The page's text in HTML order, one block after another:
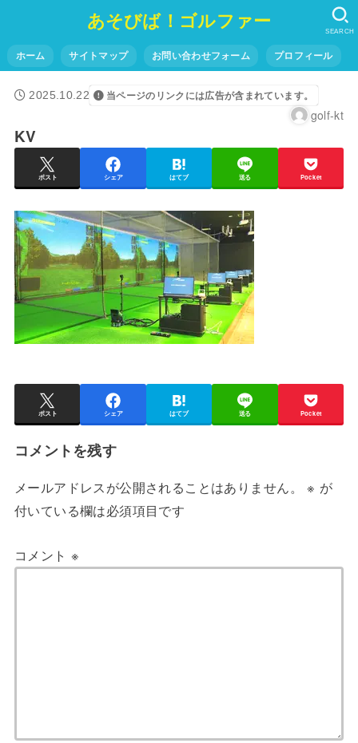
あそびば！ゴルファー
ホーム サイトマップ お問い合わせフォーム プロフィール
SEARCH
2025.10.22 当ページのリンクには広告が含まれています。
golf-kt
KV
ポスト シェア はてブ 送る Pocket
ポスト シェア はてブ 送る Pocket
コメントを残す
メールアドレスが公開されることはありません。 ※ が
付いている欄は必須項目です
コメント ※